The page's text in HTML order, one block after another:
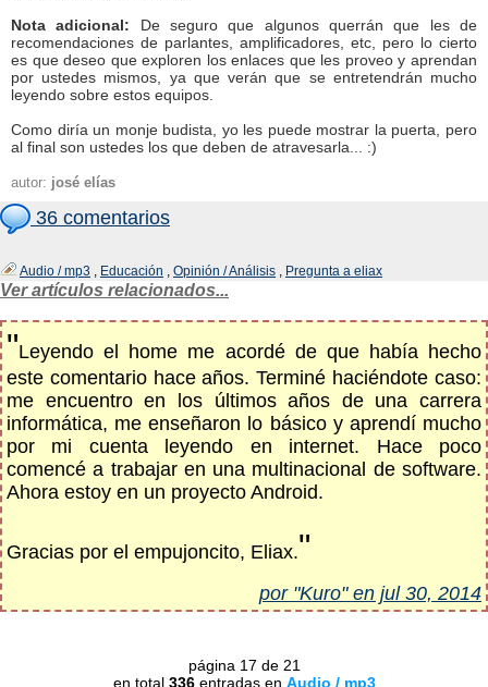
Nota adicional: De seguro que algunos querrán que les de
recomendaciones de parlantes, amplificadores, etc, pero lo cierto
es que deseo que exploren los enlaces que les proveo y aprendan
por ustedes mismos, ya que verán que se entretendrán mucho
leyendo sobre estos equipos.
Como diría un monje budista, yo les puede mostrar la puerta, pero
al final son ustedes los que deben de atravesarla... :)
autor: josé elías
36 comentarios
Audio / mp3 , Educación , Opinión / Análisis , Pregunta a eliax
Ver artículos relacionados...
"Leyendo el home me acordé de que había hecho
este comentario hace años. Terminé haciéndote caso:
me encuentro en los últimos años de una carrera
informática, me enseñaron lo básico y aprendí mucho
por mi cuenta leyendo en internet. Hace poco
comencé a trabajar en una multinacional de software.
Ahora estoy en un proyecto Android.
Gracias por el empujoncito, Eliax."
por "Kuro" en jul 30, 2014
página 17 de 21
en total 336entradas en Audio / mp3